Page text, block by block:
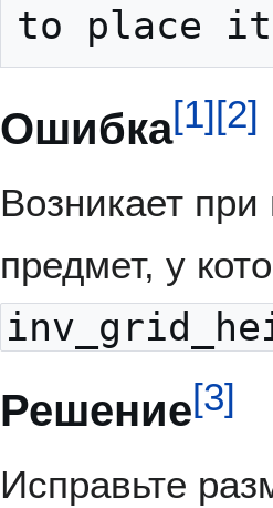
Ошибка[1][2]
Возникает
предмет, у
Решение[3]
Исправьте